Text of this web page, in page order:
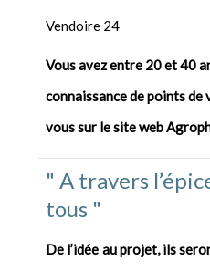
Vendoire 24
Vous avez entre 20 et 40
connaissance de points de
vous sur le site web
" A travers
tous "
De l’idée au projet, ils